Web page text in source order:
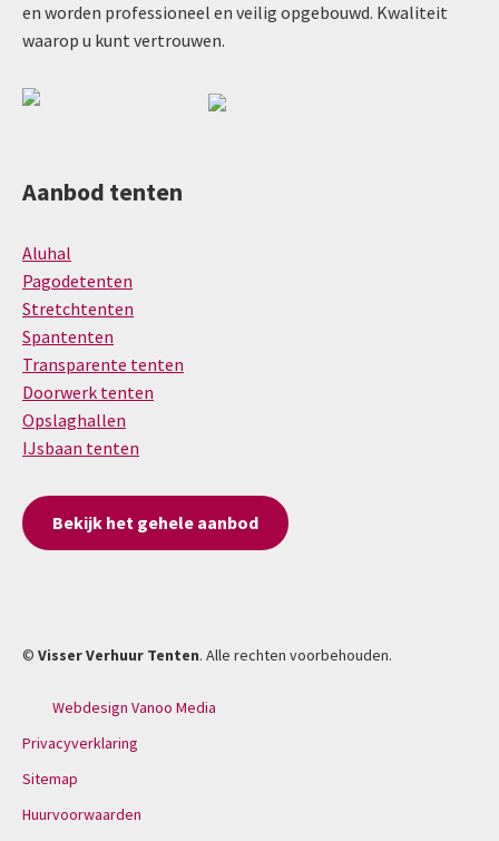
en worden professioneel en veilig opgebouwd. Kwaliteit
waarop u kunt vertrouwen.
Aanbod tenten
Aluhal
Pagodetenten
Stretchtenten
Spantenten
Transparente tenten
Doorwerk tenten
Opslaghallen
IJsbaan tenten
Bekijk het gehele aanbod
© Visser Verhuur Tenten. Alle rechten voorbehouden.
Webdesign Vanoo Media
Privacyverklaring
Sitemap
Huurvoorwaarden